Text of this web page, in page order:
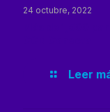
24 octubre, 2022
Leer